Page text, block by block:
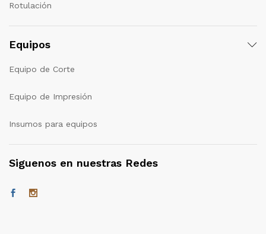
Rotulación
Equipos
Equipo de Corte
Equipo de Impresión
Insumos para equipos
Siguenos en nuestras Redes